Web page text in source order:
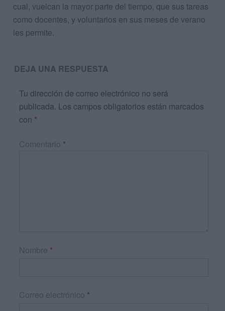
cual, vuelcan la mayor parte del tiempo, que sus tareas
como docentes, y voluntarios en sus meses de verano
les permite.
DEJA UNA RESPUESTA
Tu dirección de correo electrónico no será
publicada. Los campos obligatorios están marcados
con *
Comentario *
Nombre *
Correo electrónico *